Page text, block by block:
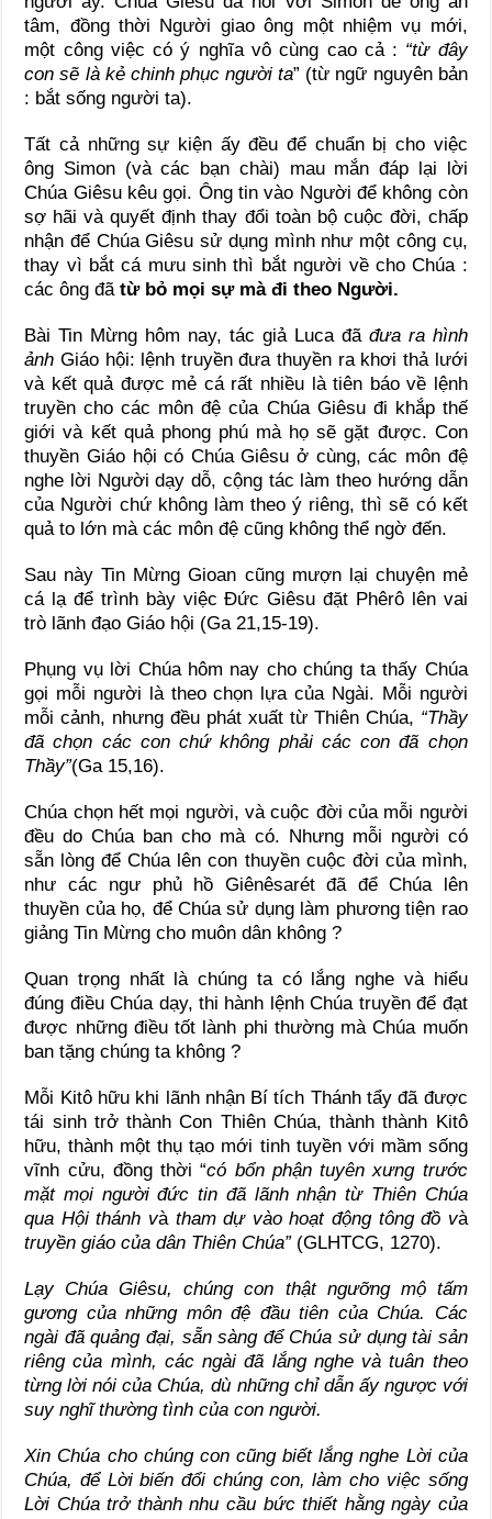
tâm, đồng thời Người giao ông một nhiệm vụ mới,
một công việc có ý nghĩa vô cùng cao cả : “từ đây
con sẽ là kẻ chinh phục người ta” (từ ngữ nguyên bản
: bắt sống người ta).
Tất cả những sự kiện ấy đều để chuẩn bị cho việc
ông Simon (và các bạn chài) mau mắn đáp lại lời
Chúa Giêsu kêu gọi. Ông tin vào Người để không còn
sợ hãi và quyết định thay đổi toàn bộ cuộc đời, chấp
nhận để Chúa Giêsu sử dụng mình như một công cụ,
thay vì bắt cá mưu sinh thì bắt người về cho Chúa :
các ông đãtừ bỏ mọi sự mà đi theo Người.
Bài Tin Mừng hôm nay, tác giả Luca đã đưa ra hình
ảnh Giáo hội: lệnh truyền đưa thuyền ra khơi thả lưới
và kết quả được mẻ cá rất nhiều là tiên báo về lệnh
truyền cho các môn đệ của Chúa Giêsu đi khắp thế
giới và kết quả phong phú mà họ sẽ gặt được. Con
thuyền Giáo hội có Chúa Giêsu ở cùng, các môn đệ
nghe lời Người dạy dỗ, cộng tác làm theo hướng dẫn
của Người chứ không làm theo ý riêng, thì sẽ có kết
quả to lớn mà các môn đệ cũng không thể ngờ đến.
Sau này Tin Mừng Gioan cũng mượn lại chuyện mẻ
cá lạ để trình bày việc Đức Giêsu đặt Phêrô lên vai
trò lãnh đạo Giáo hội (Ga 21,15-19).
Phụng vụ lời Chúa hôm nay cho chúng ta thấy Chúa
gọi mỗi người là theo chọn lựa của Ngài. Mỗi người
mỗi cảnh, nhưng đều phát xuất từ Thiên Chúa, “Thầy
đã chọn các con chứ không phải các con đã chọn
Thầy”(Ga 15,16).
Chúa chọn hết mọi người, và cuộc đời của mỗi người
đều do Chúa ban cho mà có. Nhưng mỗi người có
sẵn lòng để Chúa lên con thuyền cuộc đời của mình,
như các ngư phủ hồ Giênêsarét đã để Chúa lên
thuyền của họ, để Chúa sử dụng làm phương tiện rao
giảng Tin Mừng cho muôn dân không ?
Quan trọng nhất là chúng ta có lắng nghe và hiểu
đúng điều Chúa dạy, thi hành lệnh Chúa truyền để đạt
được những điều tốt lành phi thường mà Chúa muốn
ban tặng chúng ta không ?
Mỗi Kitô hữu khi lãnh nhận Bí tích Thánh tẩy đã được
tái sinh trở thành Con Thiên Chúa, thành thành Kitô
hữu, thành một thụ tạo mới tinh tuyền với mầm sống
vĩnh cửu, đồng thời “có bổn phận tuyên xưng trước
mặt mọi người đức tin đã lãnh nhận từ Thiên Chúa
qua Hội thánh và tham dự vào hoạt động tông đồ và
truyền giáo của dân Thiên Chúa” (GLHTCG, 1270).
Lạy Chúa Giêsu, chúng con thật ngưỡng mộ tấm
gương của những môn đệ đầu tiên của Chúa. Các
ngài đã quảng đại, sẵn sàng để Chúa sử dụng tài sản
riêng của mình, các ngài đã lắng nghe và tuân theo
từng lời nói của Chúa, dù những chỉ dẫn ấy ngược với
suy nghĩ thường tình của con người.
Xin Chúa cho chúng con cũng biết lắng nghe Lời của
Chúa, để Lời biến đổi chúng con, làm cho việc sống
Lời Chúa trở thành nhu cầu bức thiết hằng ngày của